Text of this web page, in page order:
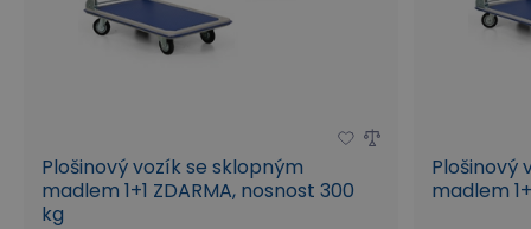
Plošinový vozík se sklopným
madlem 1+1 ZDARMA, nosnost 300
kg
Plošinový
madlem